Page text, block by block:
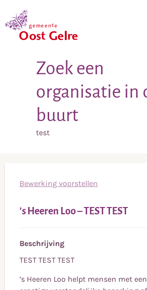
Zoek een
organisatie in
buurt
test
Bewerking voorstellen
’s Heeren Loo – TEST TEST
Beschrijving
TEST TEST TEST
’s Heeren Loo helpt mensen met